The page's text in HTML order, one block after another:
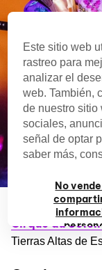
Cirque du Soleil
Tierras Altas de
Este sitio web
rastreo para
analizar el
web. También,
de nuestro sitio
sociales,
señal de optar
saber más,
No